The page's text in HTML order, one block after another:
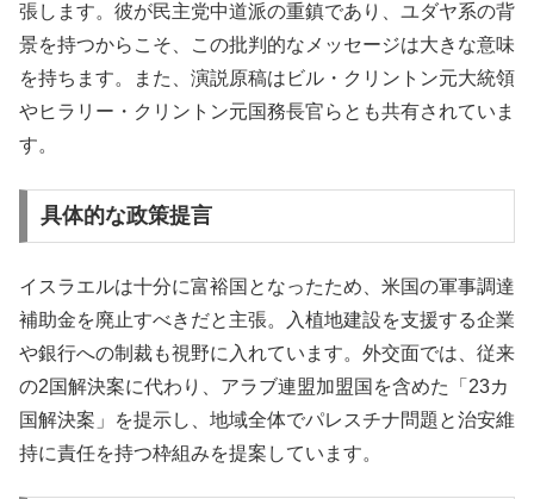
張します。彼が民主党中道派の重鎮であり、ユダヤ系の背
景を持つからこそ、この批判的なメッセージは大きな意味
を持ちます。また、演説原稿はビル・クリントン元大統領
やヒラリー・クリントン元国務長官らとも共有されていま
す。
具体的な政策提言
イスラエルは十分に富裕国となったため、米国の軍事調達
補助金を廃止すべきだと主張。入植地建設を支援する企業
や銀行への制裁も視野に入れています。外交面では、従来
の2国解決案に代わり、アラブ連盟加盟国を含めた「23カ
国解決案」を提示し、地域全体でパレスチナ問題と治安維
持に責任を持つ枠組みを提案しています。